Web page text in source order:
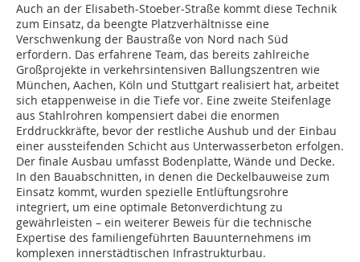
Auch an der Elisabeth-Stoeber-Straße kommt diese Technik
zum Einsatz, da beengte Platzverhältnisse eine
Verschwenkung der Baustraße von Nord nach Süd
erfordern. Das erfahrene Team, das bereits zahlreiche
Großprojekte in verkehrsintensiven Ballungszentren wie
München, Aachen, Köln und Stuttgart realisiert hat, arbeitet
sich etappenweise in die Tiefe vor. Eine zweite Steifenlage
aus Stahlrohren kompensiert dabei die enormen
Erddruckkräfte, bevor der restliche Aushub und der Einbau
einer aussteifenden Schicht aus Unterwasserbeton erfolgen.
Der finale Ausbau umfasst Bodenplatte, Wände und Decke.
In den Bauabschnitten, in denen die Deckelbauweise zum
Einsatz kommt, wurden spezielle Entlüftungsrohre
integriert, um eine optimale Betonverdichtung zu
gewährleisten – ein weiterer Beweis für die technische
Expertise des familiengeführten Bauunternehmens im
komplexen innerstädtischen Infrastrukturbau.